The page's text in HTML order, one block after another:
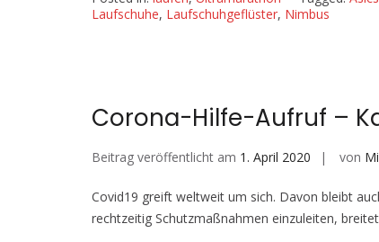
Laufschuhe, Laufschuhgeflüster, Nimbus
Corona-Hilfe-Aufruf –
Beitrag veröffentlicht am 1. April 2020 von
Covid19 greift weltweit um sich. Davon bleibt
rechtzeitig Schutzmaßnahmen einzuleiten,